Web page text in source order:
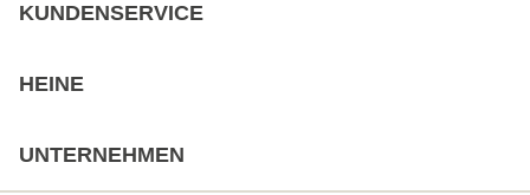
KUNDENSERVICE
HEINE
UNTERNEHMEN